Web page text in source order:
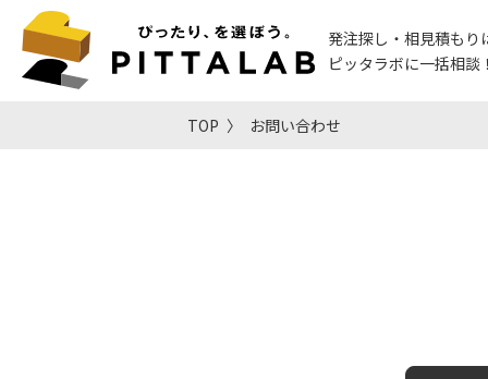
発注探し・相見積もり
ピッタラボに一括相談
TOP お問い合わせ